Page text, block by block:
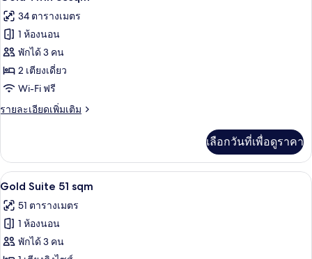
35sqm
ภาพถ่าย
ทั้งหมด
ของ
Gold
Twin
35sqm
34 ตารางเมตร
1 ห้องนอน
พักได้ 3 คน
2 เตียงเดี่ยว
Wi-Fi ฟรี
รายละเอียดเพิ่มเติม
ราย
เกี่ยว
กับ
Gold
35sqm
เลือกวันที่เพื่อดูราคา
เปิด
ภาพถ่าย
ทั้งหมด
ของ
Gold Suite 51 sqm | บริเวณนั่งเล่น |
20
Gold Suite 51 sqm
51 ตารางเมตร
1 ห้องนอน
พักได้ 3 คน